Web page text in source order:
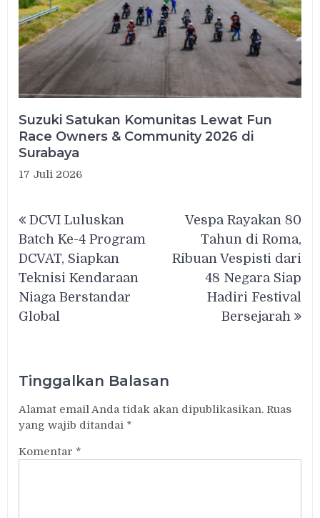
Suzuki Satukan Komunitas Lewat Fun
Race Owners & Community 2026 di
Surabaya
17 Juli 2026
pos
DCVI Luluskan
Batch Ke-4 Program
DCVAT, Siapkan
Teknisi Kendaraan
Niaga Berstandar
Global
Vespa Rayakan 80
Tahun di Roma,
Ribuan Vespisti dari
48 Negara Siap
Hadiri Festival
Bersejarah
Tinggalkan Balasan
Alamat email Anda tidak akan dipublikasikan. Ruas
yang wajib ditandai *
Komentar *